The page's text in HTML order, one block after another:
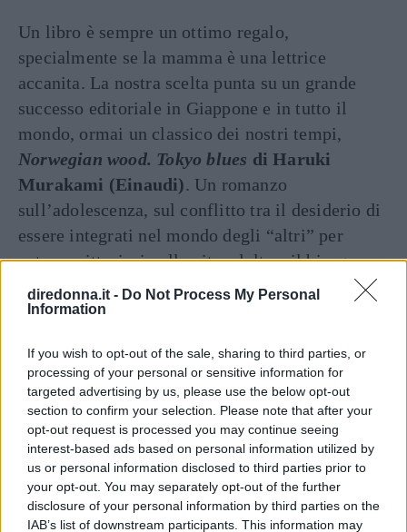
diredonna.it - Do Not Process My Personal
Information
If you wish to opt-out of the sale, sharing to third parties, or
processing of your personal or sensitive information for
targeted advertising by us, please use the below opt-out
section to confirm your selection. Please note that after your
opt-out request is processed you may continue seeing
interest-based ads based on personal information utilized by
us or personal information disclosed to third parties prior to
your opt-out. You may separately opt-out of the further
disclosure of your personal information by third parties on the
IAB’s list of downstream participants. This information may
Un libro è sempre un ottimo regalo,
specialmente se la mamma è una lettrice
accanita. La nostra scelta punta su un grande
successo editoriale in Giappone e in tutto il
mondo, ormai un classico dei nostri tempi,
Norwegian wood. Tokyo blues di Haruki
Murakami (Einaudi). Un romanzo
sull’adolescenza, sul conflitto tra il desiderio di
essere integrati nel mondo degli “altri” per
entrare vittoriosi nella vita adulta e il bisogno
irrinunciabile di essere se stessi, costi quel costi.
Indispensabile